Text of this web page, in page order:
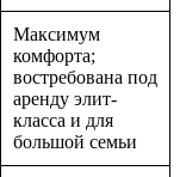
Максимум
комфорта;
востребована под
аренду элит-
класса и для
большой семьи